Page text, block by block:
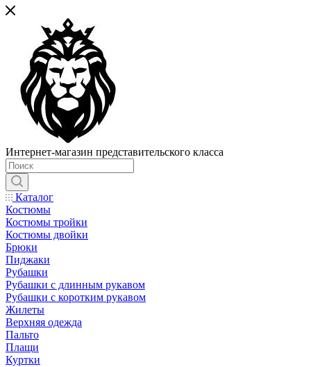
Интернет-магазин представительского класса
Каталог
Костюмы
Костюмы тройки
Костюмы двойки
Брюки
Пиджаки
Рубашки
Рубашки с длинным рукавом
Рубашки с коротким рукавом
Жилеты
Верхняя одежда
Пальто
Плащи
Куртки